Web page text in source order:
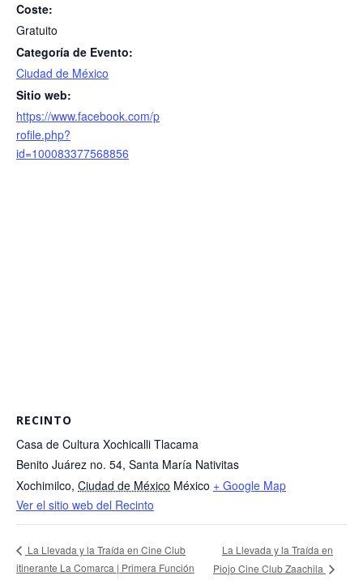
Coste:
Gratuito
Categoría de Evento:
Ciudad de México
Sitio web:
https://www.facebook.com/p
rofile.php?
id=100083377568856
RECINTO
Casa de Cultura Xochicalli Tlacama
Benito Juárez no. 54, Santa María Nativitas
Xochimilco, Ciudad de México México + Google Map
Ver el sitio web del Recinto
La Llevada y la Traída en Cine Club
itinerante La Comarca | Primera Función
La Llevada y la Traída en
Piojo Cine Club Zaachila